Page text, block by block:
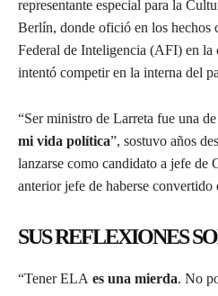
representante especial para la
Berlín, donde ofició en los hechos
Federal de Inteligencia (AFI) en la
intentó competir en la interna del
“Ser ministro de Larreta fue una
mi vida política”, sostuvo años
lanzarse como candidato a jefe de
anterior jefe de haberse convertido
SUS REFLEXIONES
“Tener ELA es una mierda. No